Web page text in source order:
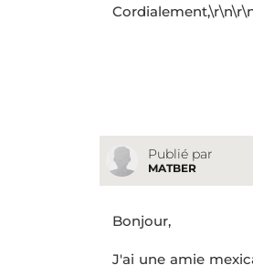
Publié par
MATBER
Bonjour,
J'ai une amie